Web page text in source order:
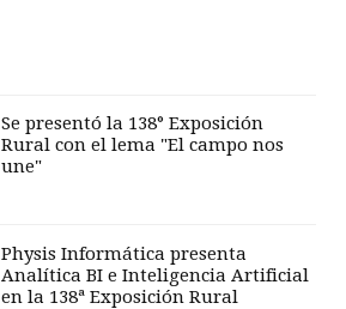
Se presentó la 138° Exposición
Rural con el lema "El campo nos
une"
Physis Informática presenta
Analítica BI e Inteligencia Artificial
en la 138ª Exposición Rural